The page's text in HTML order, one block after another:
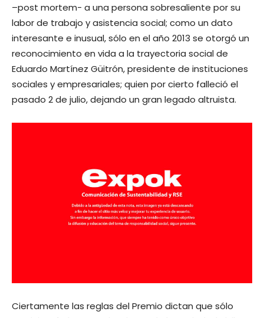
–post mortem- a una persona sobresaliente por su
labor de trabajo y asistencia social; como un dato
interesante e inusual, sólo en el año 2013 se otorgó un
reconocimiento en vida a la trayectoria social de
Eduardo Martínez Güitrón, presidente de instituciones
sociales y empresariales; quien por cierto falleció el
pasado 2 de julio, dejando un gran legado altruista.
Ciertamente las reglas del Premio dictan que sólo